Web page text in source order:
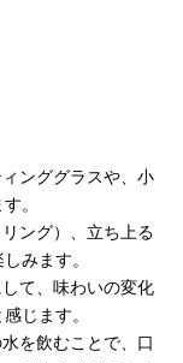
ンググラスや、小
。
ング）、立ち上る
みます。
て、味わいの変化
じます。
を飲むことで、口